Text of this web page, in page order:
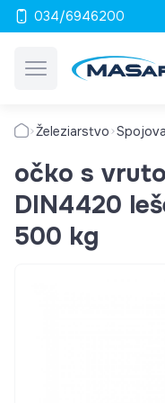
034/6946200
Železiarstvo
očko s
DIN4420
500 kg